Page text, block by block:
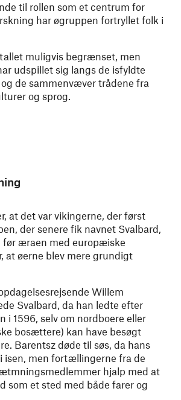
til rollen som et centrum for
har øgruppen fortryllet folk i
muligvis begrænset, men
udspillet sig langs de isfyldte
de sammenvæver trådene fra
og sprog.
at det var vikingerne, der først
der senere fik navnet Svalbard,
før æraen med europæiske
at øerne blev mere grundigt
Willem
Svalbard, da han ledte efter
i 1596, selv om nordboere eller
bosættere) kan have besøgt
Barentsz døde til søs, da hans
isen, men fortællingerne fra de
hjalp med at
som et sted med både farer og